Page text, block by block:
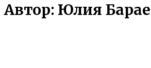
Автор: Юлия